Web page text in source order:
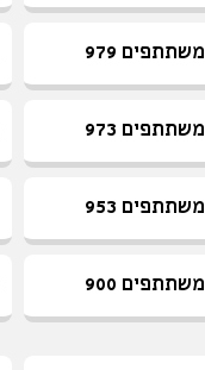
משתתפים 979
משתתפים 973
משתתפים 953
משתתפים 900